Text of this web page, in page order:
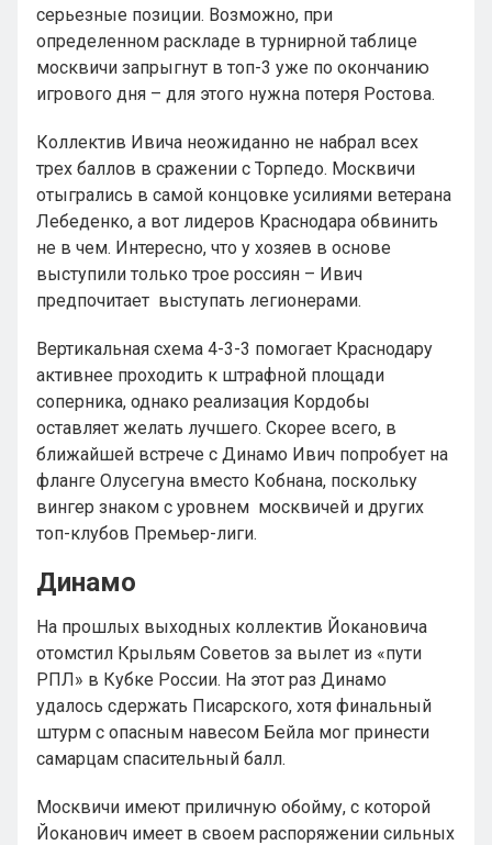
серьезные позиции. Возможно, при
определенном раскладе в турнирной таблице
москвичи запрыгнут в топ-3 уже по окончанию
игрового дня – для этого нужна потеря Ростова.
Коллектив Ивича неожиданно не набрал всех
трех баллов в сражении с Торпедо. Москвичи
отыгрались в самой концовке усилиями ветерана
Лебеденко, а вот лидеров Краснодара обвинить
не в чем. Интересно, что у хозяев в основе
выступили только трое россиян – Ивич
предпочитает выступать легионерами.
Вертикальная схема 4-3-3 помогает Краснодару
активнее проходить к штрафной площади
соперника, однако реализация Кордобы
оставляет желать лучшего. Скорее всего, в
ближайшей встрече с Динамо Ивич попробует на
фланге Олусегуна вместо Кобнана, поскольку
вингер знаком с уровнем москвичей и других
топ-клубов Премьер-лиги.
Динамо
На прошлых выходных коллектив Йокановича
отомстил Крыльям Советов за вылет из «пути
РПЛ» в Кубке России. На этот раз Динамо
удалось сдержать Писарского, хотя финальный
штурм с опасным навесом Бейла мог принести
самарцам спасительный балл.
Москвичи имеют приличную обойму, с которой
Йоканович имеет в своем распоряжении сильных